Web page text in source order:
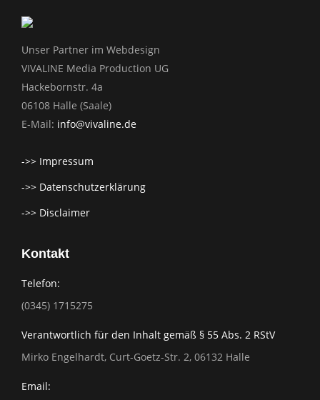
Unser Partner im Webdesign
VIVALINE Media Production UG
Hackebornstr. 4a
06108 Halle (Saale)
E-Mail: info@vivaline.de
->> Impressum
->> Datenschutzerklärung
->> Disclaimer
Kontakt
Telefon:
(0345) 1715275
Verantwortlich für den Inhalt gemäß § 55 Abs. 2 RStV
Mirko Engelhardt, Curt-Goetz-Str. 2, 06132 Halle
Email: